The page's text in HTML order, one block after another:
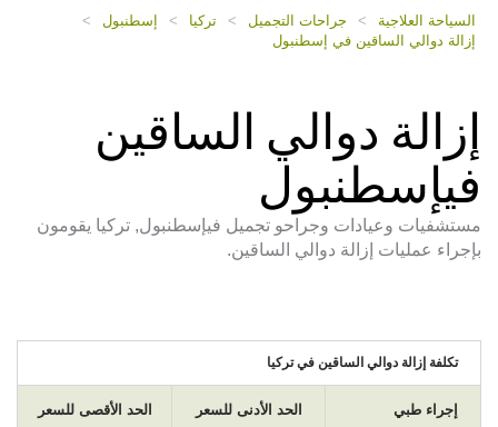
السياحة العلاجية > جراحات التجميل > تركيا > إسطنبول
>
إزالة دوالي الساقين في إسطنبول
إزالة دوالي الساقين
فيإسطنبول
مستشفيات وعيادات وجراحو تجميل فيإسطنبول, تركيا يقومون
بإجراء عمليات إزالة دوالي الساقين.
تكلفة إزالة دوالي الساقين في تركيا
إجراء طبي الحد الأدنى للسعر الحد الأقصى للسعر